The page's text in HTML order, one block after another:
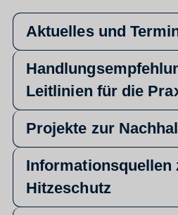
Aktuelles und
Leitlinien für die
Projekte zur
Informationsquellen
Hitzeschutz